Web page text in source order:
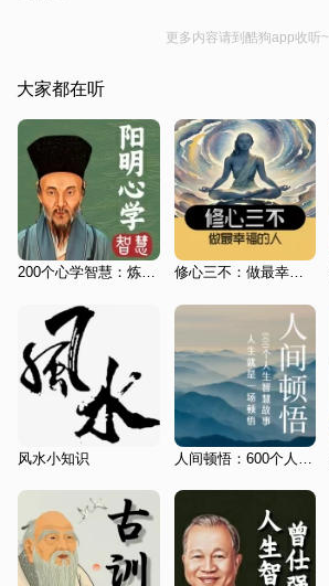
更多内容请到酷狗app收听~
大家都在听
200个心学智慧：炼心脱困之道|内心安定·万事从容 修心三不：做最幸福的人
风水小知识